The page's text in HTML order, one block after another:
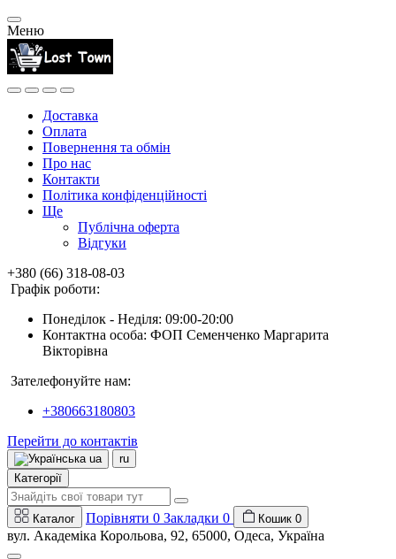
Меню
Доставка
Оплата
Повернення та обмін
Про нас
Контакти
Політика конфіденційності
Ще
Публічна оферта
Відгуки
+380 (66) 318-08-03
Графік роботи:
Понеділок - Неділя: 09:00-20:00
Контактна особа: ФОП Семенченко Маргарита
Вікторівна
Зателефонуйте нам:
+380663180803
Перейти до контактів
ua
ru
Категорії
Каталог Порівняти 0 Закладки 0 Кошик 0
вул. Академіка Корольова, 92, 65000, Одеса, Україна